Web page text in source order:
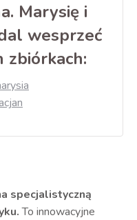
Marysię i
wesprzeć
zbiórkach:
specjalistyczną
To innowacyjne